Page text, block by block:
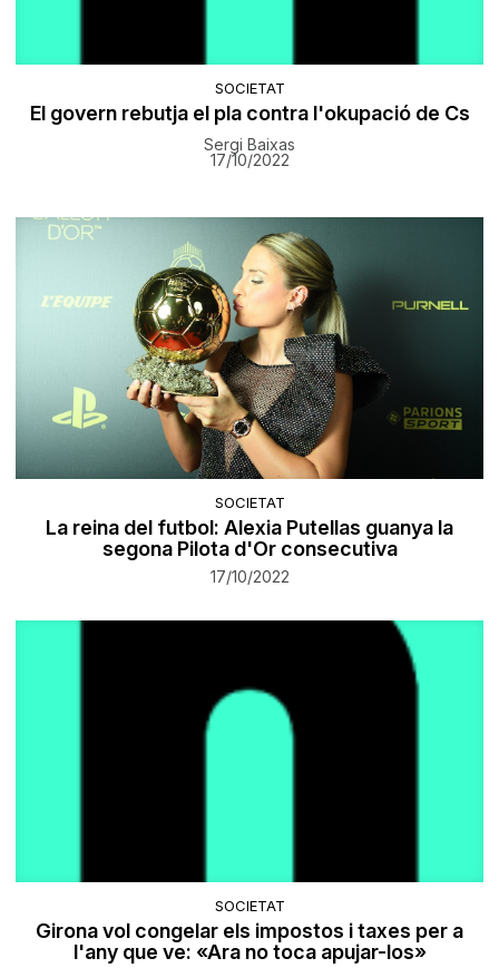
SOCIETAT
El govern rebutja el pla contra l'okupació de Cs
Sergi Baixas
17/10/2022
SOCIETAT
La reina del futbol: Alexia Putellas guanya la
segona Pilota d'Or consecutiva
17/10/2022
SOCIETAT
​Girona vol congelar els impostos i taxes per a
l'any que ve: «Ara no toca apujar-los»